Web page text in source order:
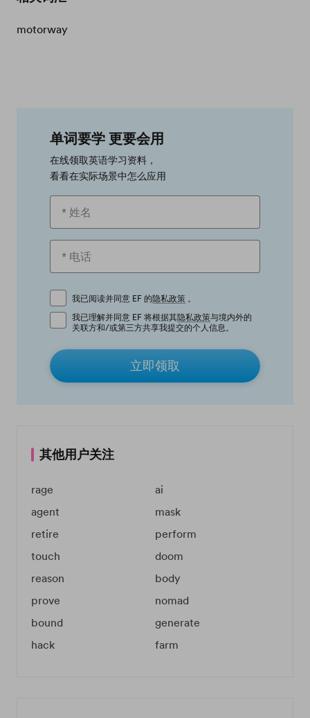
motorway
单词要学 更要会用
在线领取英语学习资料，
看看在实际场景中怎么应用
我已阅读并同意 EF 的隐私政策 。
我已理解并同意 EF 将根据其隐私政策与境内外的
关联方和/或第三方共享我提交的个人信息。
立即领取
其他用户关注
rage
ai
agent
mask
retire
perform
touch
doom
reason
body
prove
nomad
bound
generate
hack
farm